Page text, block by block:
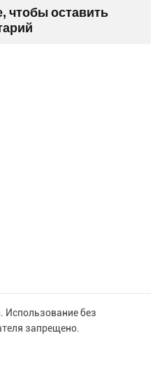
чтобы оставить
Использование без
запрещено.